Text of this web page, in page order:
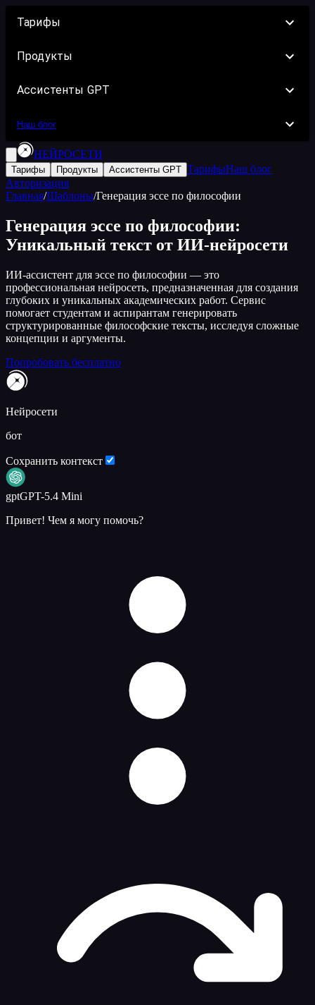
Тарифы
Продукты
Ассистенты GPT
Наш блог
НЕЙРОСЕТИ
Тарифы Продукты Ассистенты GPT ТарифыНаш блог
Авторизация
Главная/Шаблоны/Генерация эссе по философии
Генерация эссе по философии:
Уникальный текст от ИИ-нейросети
ИИ-ассистент для эссе по философии — это
профессиональная нейросеть, предназначенная для создания
глубоких и уникальных академических работ. Сервис
помогает студентам и аспирантам генерировать
структурированные философские тексты, исследуя сложные
концепции и аргументы.
Попробовать бесплатно
Нейросети
бот
Сохранить контекст
gptGPT-5.4 Mini
Привет! Чем я могу помочь?